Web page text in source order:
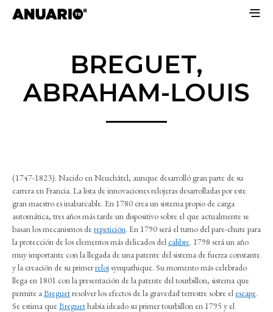
BREGUET,
ABRAHAM-LOUIS
(1747-1823). Nacido en Neuchâtel, aunque desarrolló gran parte de su
carrera en Francia. La lista de innovaciones relojeras desarrolladas por este
gran maestro es inabarcable. En 1780 crea un sistema propio de carga
automática, tres años más tarde un dispositivo sobre el que actualmente se
basan los mecanismos derepetición. En 1790 será el turno del pare-chute para
la protección de los elementos más delicados delcalibre. 1798 será un año
muy importante con la llegada de una patente del sistema de fuerza constante
y la creación de su primerreloj sympathique. Su momento más celebrado
llega en 1801 con la presentación de la patente del tourbillon, sistema que
permite aBreguetresolver los efectos de la gravedad terrestre sobre el escape.
Se estima queBreguethabía ideado su primer tourbillon en 1795 y el